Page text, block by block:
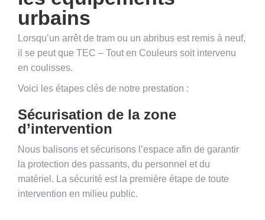
urbains
Lorsqu’un arrêt de tram ou un abribus est remis à neuf,
il se peut que TEC – Tout en Couleurs soit intervenu
en coulisses.
Voici les étapes clés de notre prestation :
Sécurisation de la zone
d’intervention
Nous balisons et sécurisons l’espace afin de garantir
la protection des passants, du personnel et du
matériel. La sécurité est la première étape de toute
intervention en milieu public.